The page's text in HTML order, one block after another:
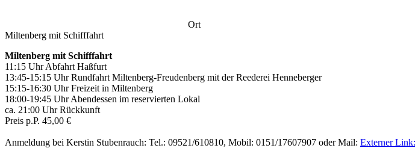
Ort
Miltenberg mit Schifffahrt
Miltenberg mit Schifffahrt
11:15 Uhr Abfahrt Haßfurt
13:45-15:15 Uhr Rundfahrt Miltenberg-Freudenberg mit der Reederei Henneberger
15:15-16:30 Uhr Freizeit in Miltenberg
18:00-19:45 Uhr Abendessen im reservierten Lokal
ca. 21:00 Uhr Rückkunft
Preis p.P. 45,00 €
Anmeldung bei Kerstin Stubenrauch: Tel.: 09521/610810, Mobil: 0151/17607907 oder Mail: Externer Link: